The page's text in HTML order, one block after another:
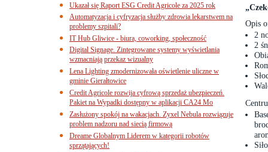
Opis
2
2
Ukazał się Raport ESG Credit Agricole za 2025 rok
Automatyzacja i cyfryzacja służby zdrowia lekarstwem na
problemy szpitali?
IT Hub Gliwice - biura, coworking, społeczność
Digital Signage. Zintegrowane systemy wyświetlania
wzmacniają przekaz wizualny
Lena Lighting zmodernizowała oświetlenie uliczne w
gminie Gierałtowice
Credit Agricole rozwija cyfrową sprzedaż ubezpieczeń.
Pakiet na Wypadki dostępny w aplikacji CA24 Mo
Zasłużony spokój na wakacjach. Zyxel Nebula rozwiązuje
problem nadzoru nad siecią firmową
Dreame Globalnym Liderem w kategorii robotów
sprzątających!